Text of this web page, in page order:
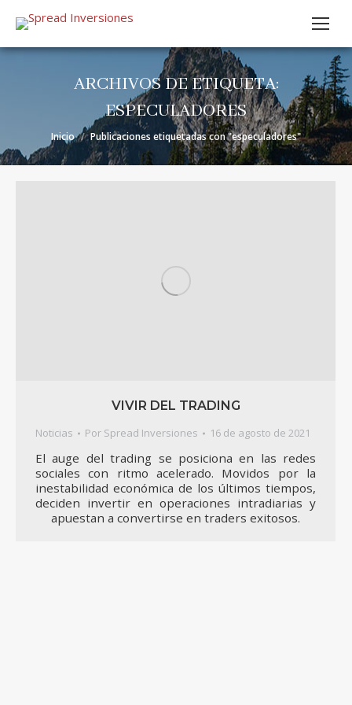
ARCHIVOS DE ETIQUETA:
ESPECULADORES
Estás aquí:
Inicio Publicaciones etiquetadas con "especuladores"
VIVIR DEL TRADING
Noticias Por Spread Inversiones 16 de agosto de 2021
El auge del trading se posiciona en las redes
sociales con ritmo acelerado. Movidos por la
inestabilidad económica de los últimos tiempos,
deciden invertir en operaciones intradiarias y
apuestan a convertirse en traders exitosos.